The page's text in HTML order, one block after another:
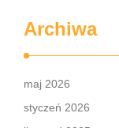
Archiwa
maj 2026
styczeń 2026